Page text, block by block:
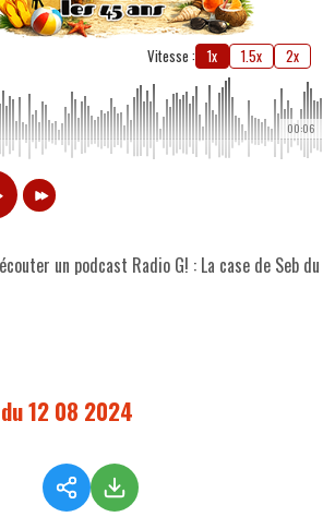
Vitesse : 1x 1.5x 2x
00:06
un podcast Radio G! : La case de Seb du
12 08 2024